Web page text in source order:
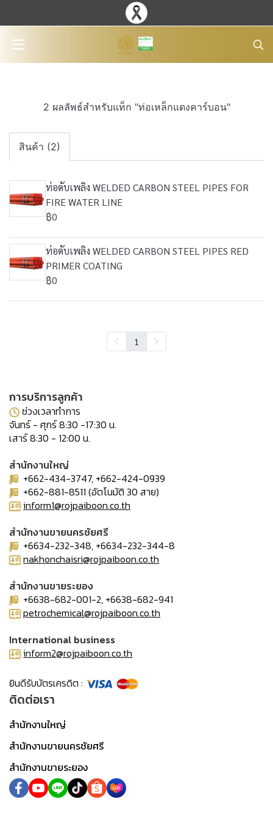
2 ผลลัพธ์สำหรับแท็ก "ท่อเหล็กแดงคาร์บอน"
สินค้า (2)
ท่อดับเพลิง WELDED CARBON STEEL PIPES FOR
FIRE WATER LINE
฿0
ท่อดับเพลิง WELDED CARBON STEEL PIPES RED
PRIMER COATING
฿0
1
การบริการลูกค้า
ช่วงเวลาทำการ
จันทร์ - ศุกร์ 8:30 -17:30 น.
เสาร์ 8:30 - 12:00 น.
สำนักงานใหญ่
+662-434-3747, +662-424-0939
+662-881-8511 (อัตโนมัติ 30 สาย)
inform1@rojpaiboon.co.th
สำนักงานขายนครชัยศรี
+6634-232-348, +6634-232-344-8
nakhonchaisri@rojpaiboon.co.th
สำนักงานขายระยอง
+6638-682-001-2, +6638-682-941
petrochemical@rojpaiboon.co.th
International business
inform2@rojpaiboon.co.th
ยินดีรับบัตรเครดิต :
ติดต่อเรา
สำนักงานใหญ่
สำนักงานขายนครชัยศรี
สำนักงานขายระยอง